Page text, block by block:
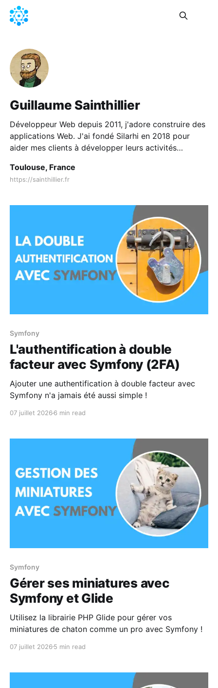
Guillaume Sainthillier
Développeur Web depuis 2011, j'adore construire des
applications Web. J'ai fondé Silarhi en 2018 pour
aider mes clients à développer leurs activités
Toulouse, France
https://sainthillier.fr
Symfony
L'authentification à double
facteur avec Symfony (2FA)
Ajouter une authentification à double facteur avec
Symfony n'a jamais été aussi simple !
07 juillet 2026 6 min read
Symfony
Gérer ses miniatures avec
Symfony et Glide
Utilisez la librairie PHP Glide pour gérer vos
miniatures de chaton comme un pro avec Symfony !
07 juillet 2026 5 min read